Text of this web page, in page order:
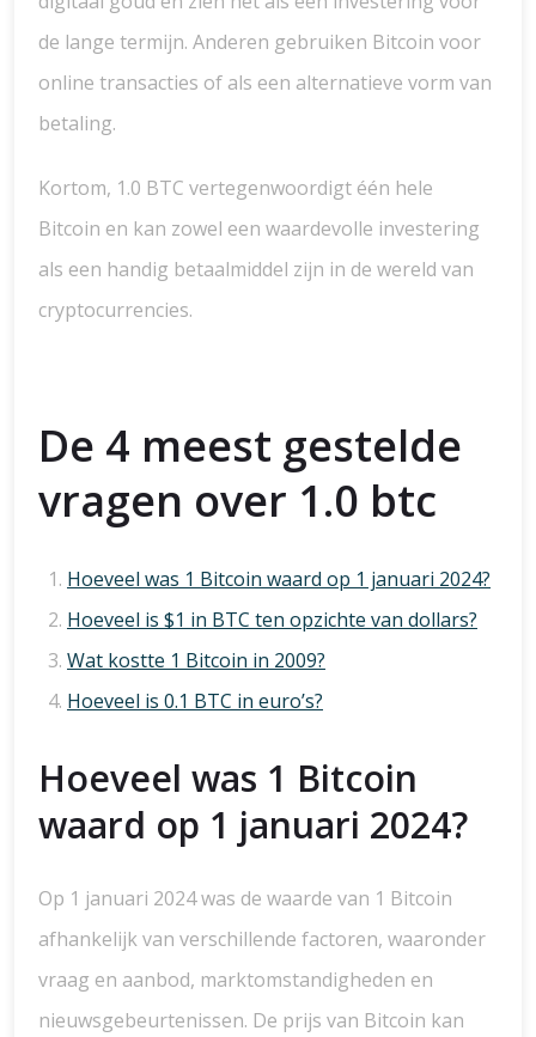
de lange termijn. Anderen gebruiken Bitcoin voor
online transacties of als een alternatieve vorm van
betaling.
Kortom, 1.0 BTC vertegenwoordigt één hele
Bitcoin en kan zowel een waardevolle investering
als een handig betaalmiddel zijn in de wereld van
cryptocurrencies.
De 4 meest gestelde
vragen over 1.0 btc
Hoeveel was 1 Bitcoin waard op 1 januari 2024?
Hoeveel is $1 in BTC ten opzichte van dollars?
Wat kostte 1 Bitcoin in 2009?
Hoeveel is 0.1 BTC in euro’s?
Hoeveel was 1 Bitcoin
waard op 1 januari 2024?
Op 1 januari 2024 was de waarde van 1 Bitcoin
afhankelijk van verschillende factoren, waaronder
vraag en aanbod, marktomstandigheden en
nieuwsgebeurtenissen. De prijs van Bitcoin kan